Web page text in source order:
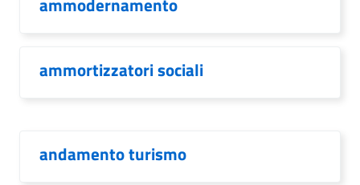
ammortizzatori sociali
andamento turismo